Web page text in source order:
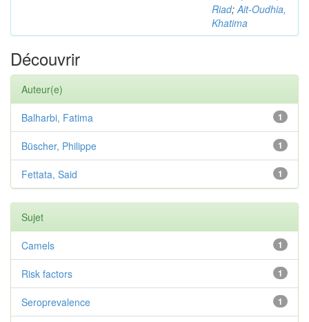
Riad;Ait-Oudhia,
Khatima
Découvrir
Auteur(e)
1
Balharbi, Fatima
1
Büscher, Philippe
1
Fettata, Said
Sujet
1
Camels
1
Risk factors
1
Seroprevalence